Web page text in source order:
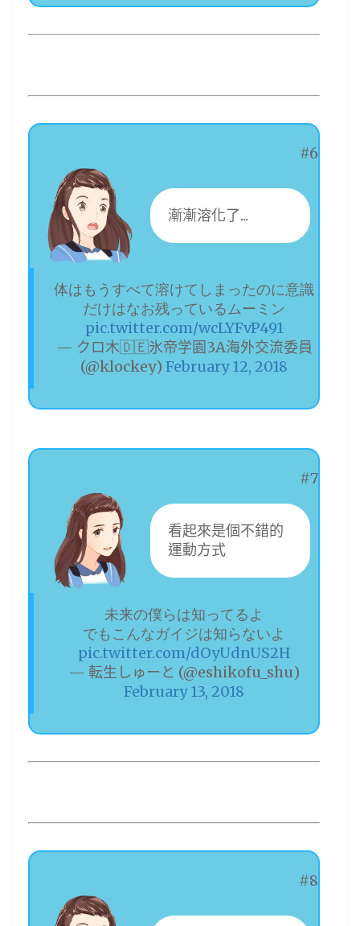
#6
漸漸溶化了...
体はもうすべて溶けてしまったのに意識
だけはなお残っているムーミン
pic.twitter.com/wcLYFvP491
— クロ木🇩🇪氷帝学園3A海外交流委員
(@klockey) February 12, 2018
#7
看起來是個不錯的
運動方式
未来の僕らは知ってるよ
でもこんなガイジは知らないよ
pic.twitter.com/dOyUdnUS2H
— 転生しゅーと (@eshikofu_shu)
February 13, 2018
#8